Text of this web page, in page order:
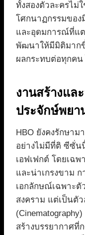
ทั้งสองตัวละครไม่
โศกนาฏกรรมของ
และอุดมการณ์ที่แ
พัฒนาให้มีมิติมาก
ผลกระทบต่อทุกค
งานสร้างแล
ประจักษ์พยา
HBO ยังคงรักษาม
อย่างไม่มีที่ติ ซีซั่น
เอฟเฟกต์ โดยเฉ
และน่าเกรงขาม
เอกลักษณ์เฉพาะตั
สงคราม แต่เป็นตั
สร้างบรรยากาศที่